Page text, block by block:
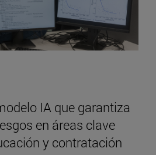
IA que garantiza
en áreas clave
y contratación